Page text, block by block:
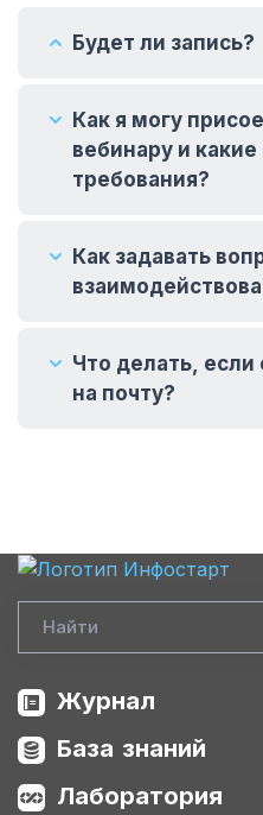
Будет ли запись?
Как я могу
вебинару и
требования?
Как задавать
Что делать,
на почту?
Журнал
База знаний
Лаборатория